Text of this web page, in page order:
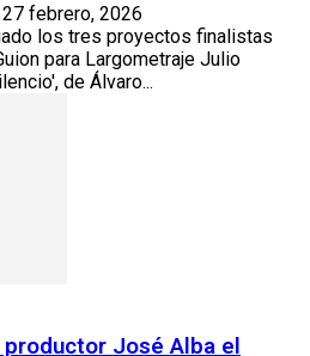
27 febrero, 2026
los tres proyectos finalistas
para Largometraje Julio
de Álvaro...
José Alba el